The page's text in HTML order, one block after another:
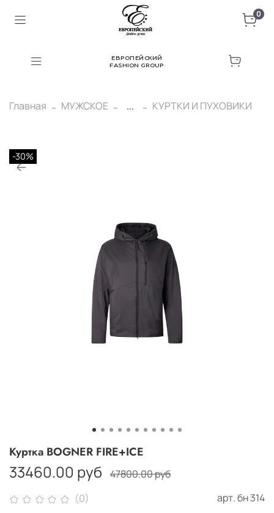
0
ЕВРОПЕЙСКИЙ
FASHION GROUP
Главная МУЖСКОЕ ... КУРТКИ И ПУХОВИКИ
-30%
(0) арт.бн 314
Куртка BOGNER FIRE+ICE
33460.00 руб 47800.00 руб